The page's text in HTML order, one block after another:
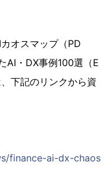
オスマップ（PD
AI・DX事例100選（E
下記のリンクから資
finance-ai-dx-chaos